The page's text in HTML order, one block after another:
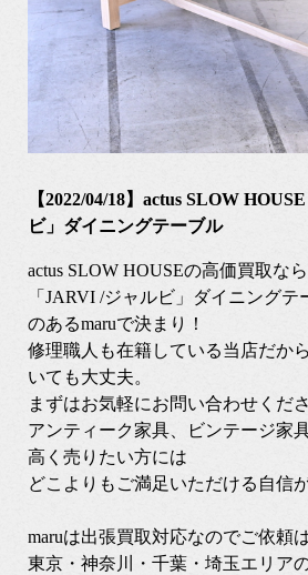
【2022/04/18】actus SLOW
ビ」ダイニングテーブル
actus SLOW HOUSEの高価買取なら
「JARVI /ジャルビ」ダイニング
のあるmaruで決まり！
修理職人も在籍している当店だか
いても大丈夫。
まずはお気軽にお問い合わせくださ
アンティーク家具、ビンテージ家
高く売りたい方には
どこよりもご満足いただける自信
maruは出張買取対応なのでご依頼
東京・神奈川・千葉・埼玉エリア